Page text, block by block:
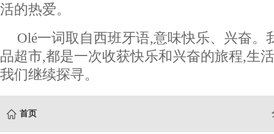
活的热爱。
Olé一词取自西班牙语,意味快乐、兴奋。
品超市,都是一次收获快乐和兴奋的旅程,生
我们继续探寻。
首页